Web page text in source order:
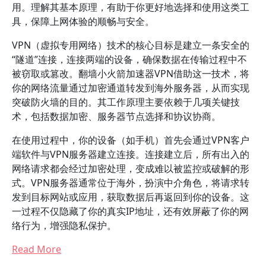
用。理解其基本原理，有助于你更好地选择和使用这类工
具，保障上网体验的顺畅与安全。
VPN（虚拟专用网络）技术的核心目标是建立一条安全的
“隧道”连接，连接两端的设备，确保数据在传输过程中不
被窃取或篡改。翻墙小火箭加速器VPN借助这一技术，将
你的网络流量通过加密通道转发到海外服务器，从而实现
突破防火墙的目的。其工作原理主要依赖于几项关键技
术，包括数据加密、服务器节点选择和协议协商。
在使用过程中，你的设备（如手机）首先会通过VPN客户
端软件与VPN服务器建立连接。连接建立后，所有出入的
网络请求都会经过加密处理，变成难以被监控或破解的形
式。VPN服务器通常位于海外，扮演中介角色，将请求转
发到目标网站或应用，获取数据后再返回到你的设备。这
一过程不仅隐藏了你的真实IP地址，还有效屏蔽了你的网
络行为，增强隐私保护。
Read More